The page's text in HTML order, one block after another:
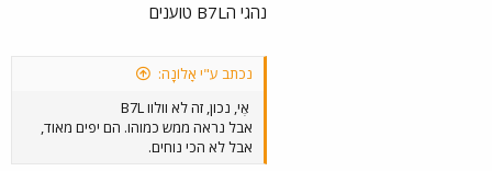
נהגי הB7L טוענים
נכתב ע"י אָלוֹנָה:
אֶי, נכון, זה לא וולוו B7L
אבל נראה ממש כמוהו. הם יפים מאוד,
אבל לא הכי נוחים.